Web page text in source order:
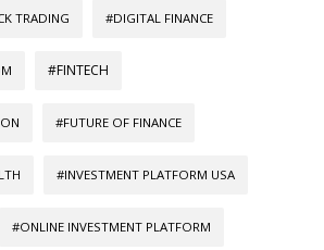
TRADING #DIGITAL FINANCE
#FINTECH
#FUTURE OF FINANCE
#INVESTMENT PLATFORM USA
#ONLINE INVESTMENT PLATFORM